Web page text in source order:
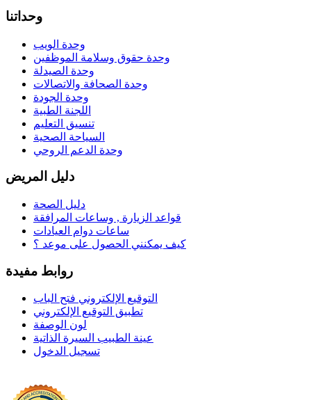
وحداتنا
وحدة الويب
وحدة حقوق وسلامة الموظفين
وحدة الصيدلة
وحدة الصحافة والاتصالات
وحدة الجودة
اللجنة الطبية
تنسيق التعليم
السياحة الصحية
وحدة الدعم الروحي
دليل المريض
دليل الصحة
قواعد الزيارة , وساعات المرافقة
ساعات دوام العيادات
كيف يمكنني الحصول على موعد ؟
روابط مفيدة
التوقيع الإلكتروني فتح الباب
تطبيق التوقيع الإلكتروني
لون الوصفة
عينة الطبيب السيرة الذاتية
تسجيل الدخول